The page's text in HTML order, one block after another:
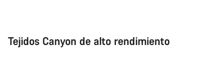
Tejidos Canyon de alto rendimiento